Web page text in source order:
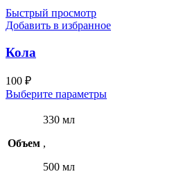
Быстрый просмотр
Добавить в избранное
Кола
100 ₽
Выберите параметрыЭтот
Объем
330 мл
,
500 мл